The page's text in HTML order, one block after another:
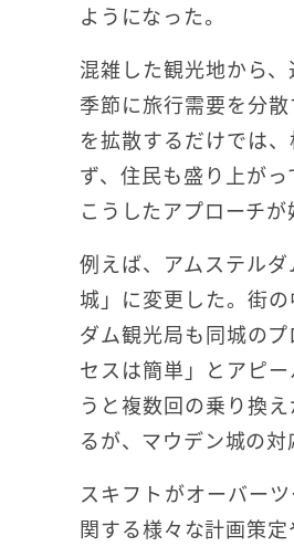
ようになった。
混雑した観光地から
季節に旅行需要を分
を拡散するだけでは
ず、住民も盛り上が
こうしたアプローチが
例えば、アムステル
城」に変更した。街
ダム観光局も同城の
セスは簡単」とアピ
うと複数回の乗り換
るが、マウデン城の
スキフトがオーバー
関する様々な計画策